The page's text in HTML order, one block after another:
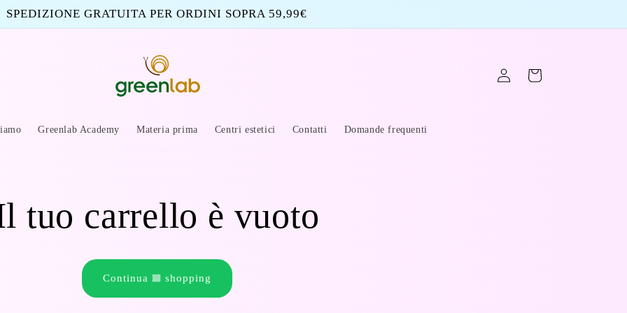
SPEDIZIONE GRATUITA PER ORDINI SOPRA 59,99€
Greenlab Academy Materia prima Centri estetici Contatti Domande frequenti
Accedi Carrello
tuo carrello è vuoto
Continua lo shopping